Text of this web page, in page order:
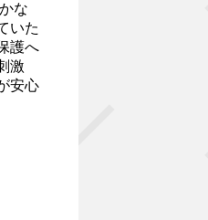
な
いた
護へ
激
安心